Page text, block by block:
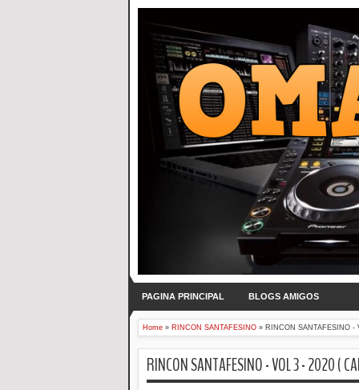
PAGINA PRINCIPAL BLOGS AMIGOS
Home » RINCON SANTAFESINO » RINCON SANTAFESINO -
RINCON SANTAFESINO - VOL 3 - 2020 (